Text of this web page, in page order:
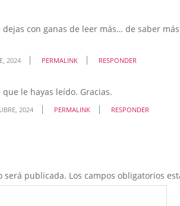
con ganas de leer más… de saber
2024 PERMALINK RESPONDER
le hayas leído. Gracias.
2024 PERMALINK RESPONDER
será publicada. Los campos obligatorios